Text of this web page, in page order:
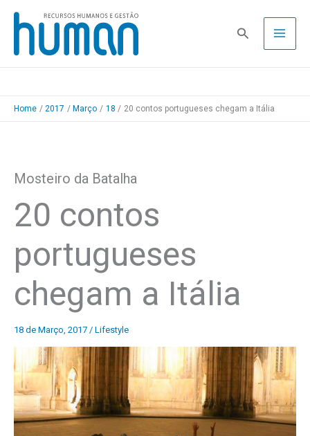
Skip
content
Pesquisa
Home 2017 Março 18 20 contos portugueses chegam a Itália
Mosteiro da Batalha
20 contos
portugueses
chegam a Itália
18 de Março, 2017 / Lifestyle